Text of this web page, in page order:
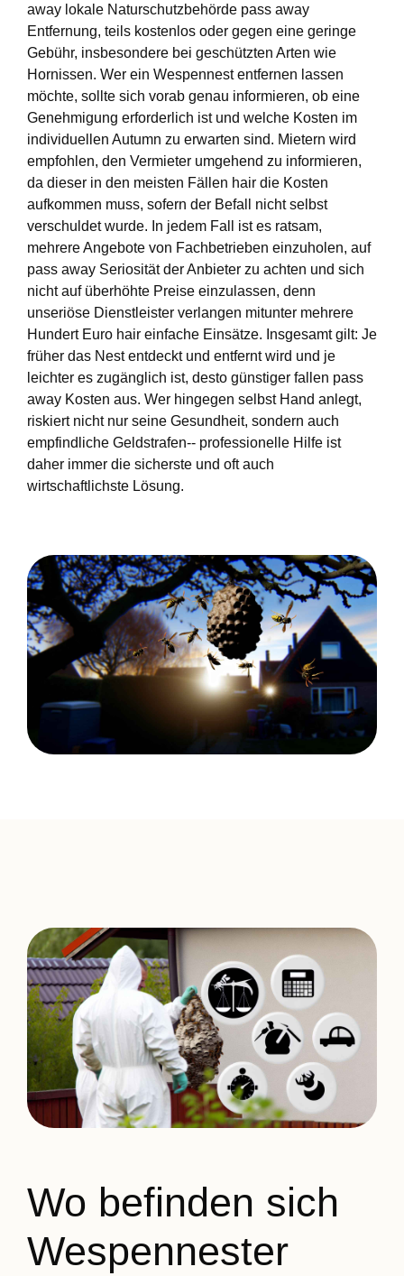
away lokale Naturschutzbehörde pass away
Entfernung, teils kostenlos oder gegen eine geringe
Gebühr, insbesondere bei geschützten Arten wie
Hornissen. Wer ein Wespennest entfernen lassen
möchte, sollte sich vorab genau informieren, ob eine
Genehmigung erforderlich ist und welche Kosten im
individuellen Autumn zu erwarten sind. Mietern wird
empfohlen, den Vermieter umgehend zu informieren,
da dieser in den meisten Fällen hair die Kosten
aufkommen muss, sofern der Befall nicht selbst
verschuldet wurde. In jedem Fall ist es ratsam,
mehrere Angebote von Fachbetrieben einzuholen, auf
pass away Seriosität der Anbieter zu achten und sich
nicht auf überhöhte Preise einzulassen, denn
unseriöse Dienstleister verlangen mitunter mehrere
Hundert Euro hair einfache Einsätze. Insgesamt gilt: Je
früher das Nest entdeckt und entfernt wird und je
leichter es zugänglich ist, desto günstiger fallen pass
away Kosten aus. Wer hingegen selbst Hand anlegt,
riskiert nicht nur seine Gesundheit, sondern auch
empfindliche Geldstrafen-- professionelle Hilfe ist
daher immer die sicherste und oft auch
wirtschaftlichste Lösung.
Wo befinden sich
Wespennester